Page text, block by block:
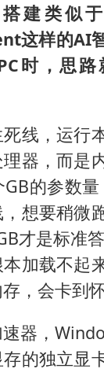
建类似于
这样的AI
时，思
线，运行
器，而是
的参数
想要稍微
才是标准
加载不起
，会卡到怀
器，
的独立显